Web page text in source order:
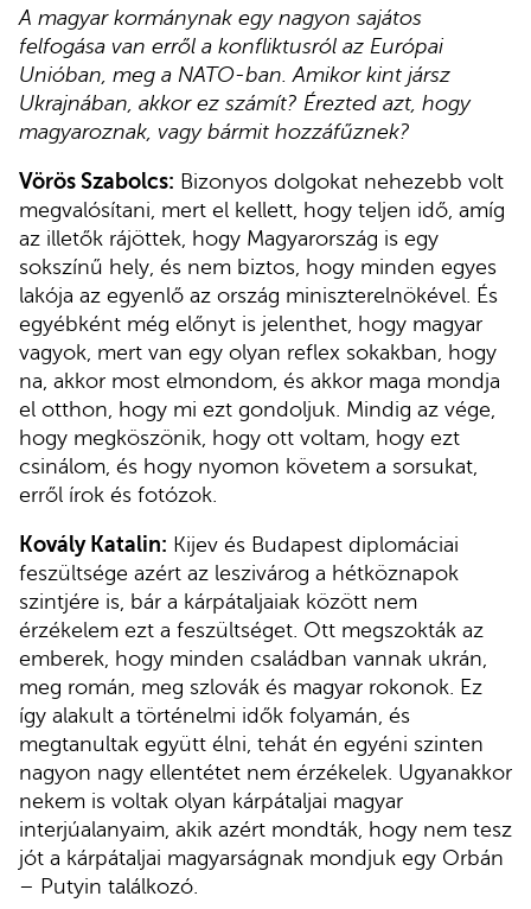
A magyar kormánynak egy nagyon sajátos
felfogása van erről a konfliktusról az Európai
Unióban, meg a NATO-ban. Amikor kint jársz
Ukrajnában, akkor ez számít? Érezted azt, hogy
magyaroznak, vagy bármit hozzáfűznek?
Vörös Szabolcs: Bizonyos dolgokat nehezebb volt
megvalósítani, mert el kellett, hogy teljen idő, amíg
az illetők rájöttek, hogy Magyarország is egy
sokszínű hely, és nem biztos, hogy minden egyes
lakója az egyenlő az ország miniszterelnökével. És
egyébként még előnyt is jelenthet, hogy magyar
vagyok, mert van egy olyan reflex sokakban, hogy
na, akkor most elmondom, és akkor maga mondja
el otthon, hogy mi ezt gondoljuk. Mindig az vége,
hogy megköszönik, hogy ott voltam, hogy ezt
csinálom, és hogy nyomon követem a sorsukat,
erről írok és fotózok.
Kovály Katalin: Kijev és Budapest diplomáciai
feszültsége azért az leszivárog a hétköznapok
szintjére is, bár a kárpátaljaiak között nem
érzékelem ezt a feszültséget. Ott megszokták az
emberek, hogy minden családban vannak ukrán,
meg román, meg szlovák és magyar rokonok. Ez
így alakult a történelmi idők folyamán, és
megtanultak együtt élni, tehát én egyéni szinten
nagyon nagy ellentétet nem érzékelek. Ugyanakkor
nekem is voltak olyan kárpátaljai magyar
interjúalanyaim, akik azért mondták, hogy nem tesz
jót a kárpátaljai magyarságnak mondjuk egy Orbán
– Putyin találkozó.